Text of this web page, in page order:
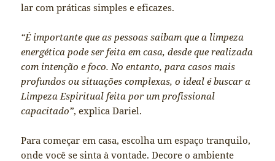
lar com práticas simples e eficazes.
“É importante que as pessoas saibam que a limpeza
energética pode ser feita em casa, desde que realizada
com intenção e foco. No entanto, para casos mais
profundos ou situações complexas, o ideal é buscar a
Limpeza Espiritual feita por um profissional
capacitado”, explica Dariel.
Para começar em casa, escolha um espaço tranquilo,
onde você se sinta à vontade. Decore o ambiente